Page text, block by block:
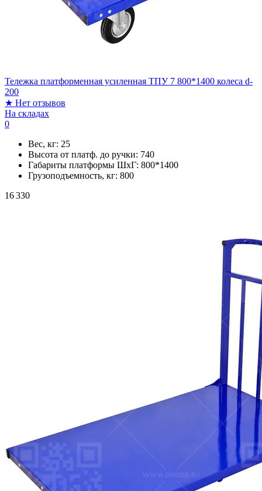
Тележка платформенная усиленная ТПУ 7 800*1400 колеса d-
200
★ Нет отзывов
На складах
0
Вес, кг: 25
Высота от платф. до ручки: 740
Габариты платформы ШxГ: 800*1400
Грузоподъемность, кг: 800
16 330